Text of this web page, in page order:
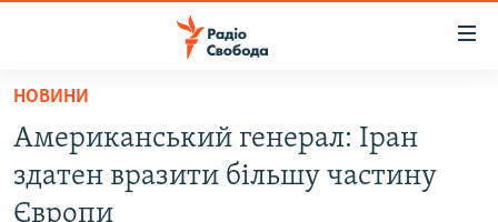
Перейти
основного
матеріалу
Перейти
ВСЕ ЗА ДОБУ
СТАТТІ
НОВИНИ
Американський генерал: Іран
здатен вразити більшу частину
Європи